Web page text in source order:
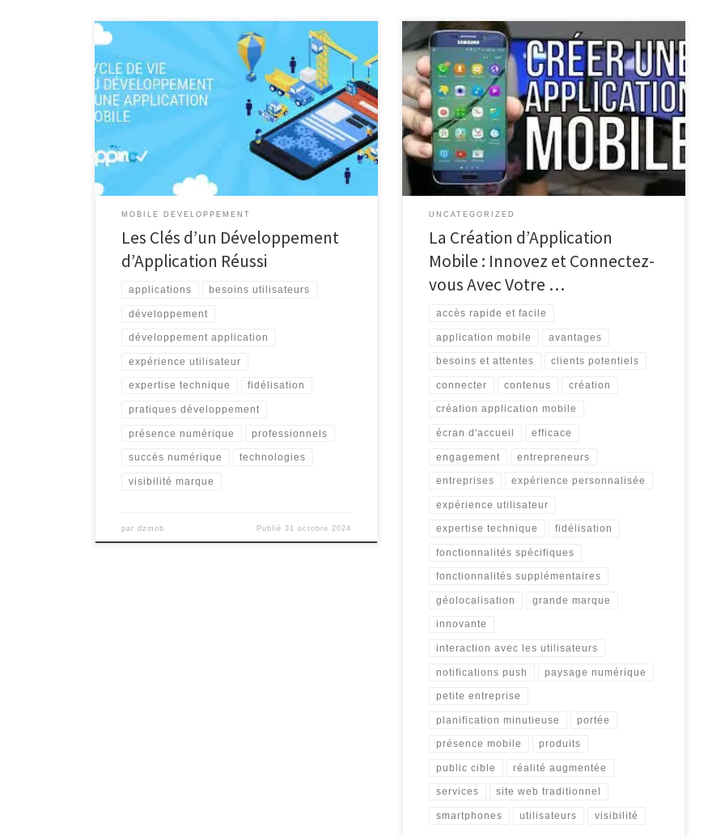
Développement d’Applications : La Clé du Succès
Numérique Développement d’Applications : La Clé du
Succès Numérique Les applications mobiles sont
devenues un élément essentiel de notre vie
quotidienne. Que ce soit pour rester en contact avec
nos proches, pour effectuer des achats en ligne, ou
pour accéder à des services […]
MOBILE DEVELOPPEMENT
Les Clés d’un Développement
d’Application Réussi
applications besoins utilisateurs
développement
développement application
expérience utilisateur
expertise technique fidélisation
pratiques développement
présence numérique professionnels
succès numérique technologies
visibilité marque
pardzmob Publié 31 octobre 2024
La création d’une application mobile est devenue un
élément essentiel pour les entreprises et les
entrepreneurs qui souhaitent se connecter avec leur
public cible de manière efficace et innovante. Que
vous soyez une petite entreprise ou une grande
marque, avoir une présence mobile est devenu
indispensable dans le paysage numérique […]
UNCATEGORIZED
La Création d’Application
Mobile : Innovez et Connectez-
vous Avec Votre …
accès rapide et facile
application mobile avantages
besoins et attentes clients potentiels
connecter contenus création
création application mobile
écran d'accueil efficace
engagement entrepreneurs
entreprises expérience personnalisée
expérience utilisateur
expertise technique fidélisation
fonctionnalités spécifiques
fonctionnalités supplémentaires
géolocalisation grande marque
innovante
interaction avec les utilisateurs
notifications push paysage numérique
petite entreprise
planification minutieuse portée
présence mobile produits
public cible réalité augmentée
services site web traditionnel
smartphones utilisateurs visibilité